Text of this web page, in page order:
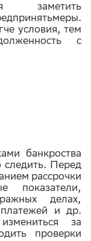
заметить
условия, тем
с
банкроства
следить. Перед
рассрочки
показатели,
делах,
платежей и др.
за
проверки